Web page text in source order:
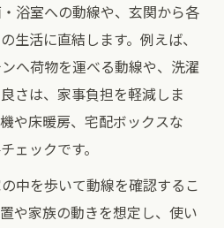
浴室への動線や、玄関から各
生活に直結します。例えば、
へ荷物を運べる動線や、洗濯
さは、家事負担を軽減しま
や床暖房、宅配ボックスな
ェックです。
中を歩いて動線を確認するこ
や家族の動きを想定し、使い